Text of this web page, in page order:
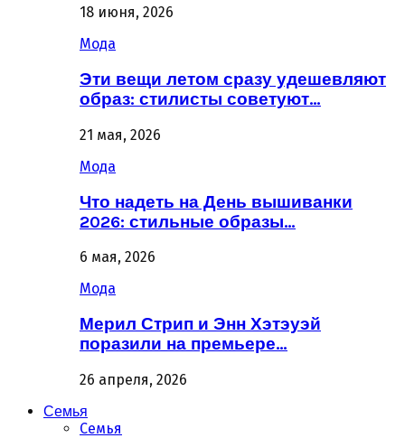
18 июня, 2026
Мода
Эти вещи летом сразу удешевляют
образ: стилисты советуют…
21 мая, 2026
Мода
Что надеть на День вышиванки
2026: стильные образы…
6 мая, 2026
Мода
Мерил Стрип и Энн Хэтэуэй
поразили на премьере…
26 апреля, 2026
Семья
Семья